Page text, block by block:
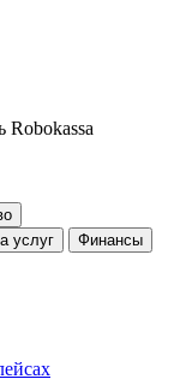
услуг Финансы